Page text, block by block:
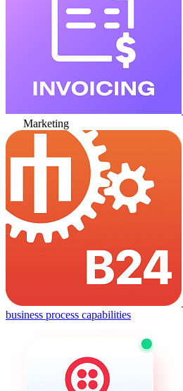
Marketing
business process capabilities